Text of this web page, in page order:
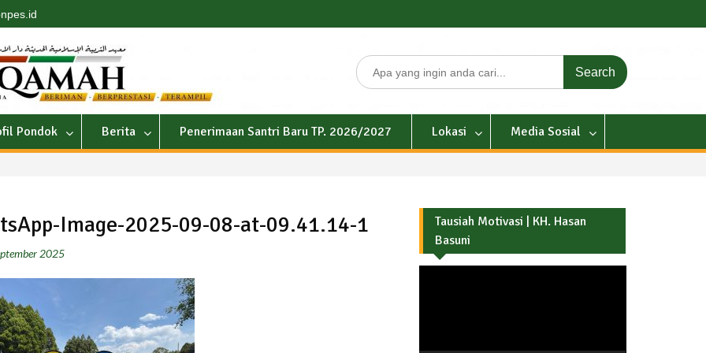
Search
for:
Pondok Berita Penerimaan Santri Baru TP. 2026/2027 Lokasi Media Sosial
Image-2025-09-08-at-09.41.14-1
2025
Tausiah Motivasi | KH. Hasan
Basuni